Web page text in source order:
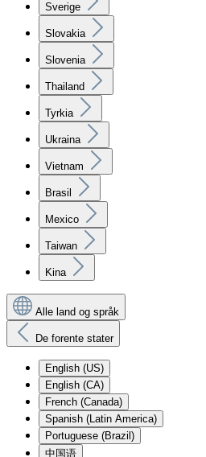
Sverige
Slovakia
Slovenia
Thailand
Tyrkia
Ukraina
Vietnam
Brasil
Mexico
Taiwan
Kina
Alle land og språk
De forente stater
English (US)
English (CA)
French (Canada)
Spanish (Latin America)
Portuguese (Brazil)
中国语